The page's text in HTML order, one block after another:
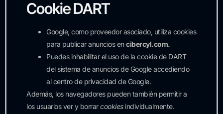
Cookie DART
Google, como proveedor asociado, utiliza cookies
para publicar anuncios encibercyl.com.
Puedes inhabilitar el uso de la cookie de DART
del sistema de anuncios de Google accediendo
alcentro de privacidad de Google.
Además, los navegadores pueden también permitir a
los usuarios ver y borrarcookiesindividualmente.